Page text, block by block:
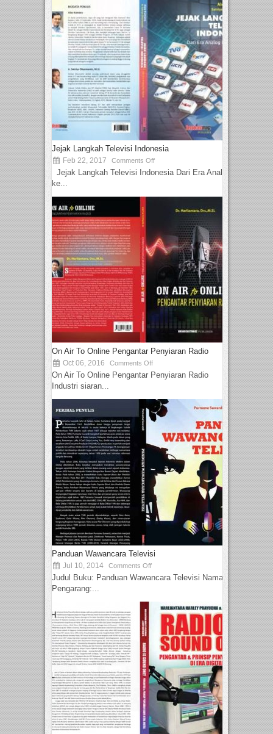
Jejak Langkah Televisi Indonesia
Feb 22, 2017 Comments Off
Jejak Langkah Televisi Indonesia Dari Era Analog
ke...
On Air To Online Pengantar Penyiaran Radio
Oct 06, 2016 Comments Off
On Air To Online Pengantar Penyiaran Radio
Industri siaran...
Panduan Wawancara Televisi
Jul 10, 2014 Comments Off
Judul Buku: Panduan Wawancara Televisi Nama
Pengarang:...